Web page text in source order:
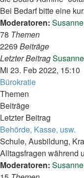
Bei Bedarf bitte eine
Moderatoren: Susanne
78 Themen
2269 Beiträge
Letzter BeitragSusanne
Mi 23. Feb 2022, 15:10
Bürokratie
Themen
Beiträge
Letzter Beitrag
Behörde, Kasse, usw.
Schule, Ausbildung,
Alltagsfragen während
Moderatoren: Susanne